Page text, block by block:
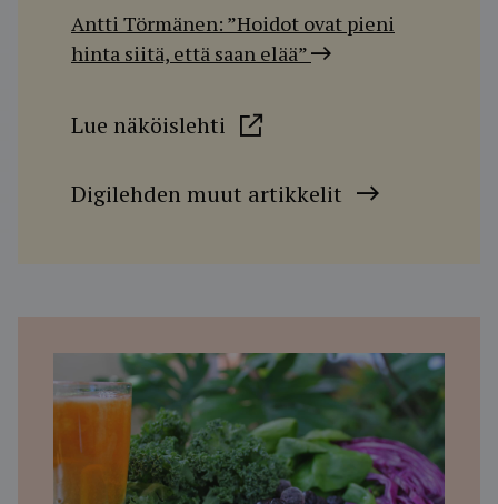
Antti Törmänen: ”Hoidot ovat pieni
hinta siitä, että saan elää”
Lue näköislehti
Digilehden muut artikkelit